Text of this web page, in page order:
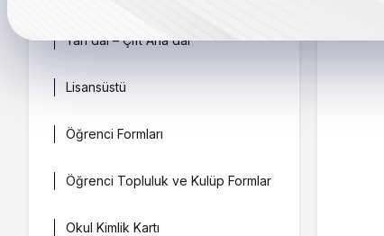
Yan dal – Çift Ana dal
Lisansüstü
Öğrenci Formları
Öğrenci Topluluk ve Kulüp Formlar
Okul Kimlik Kartı